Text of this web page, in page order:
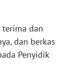
terima dan
dan berkas
Penyidik